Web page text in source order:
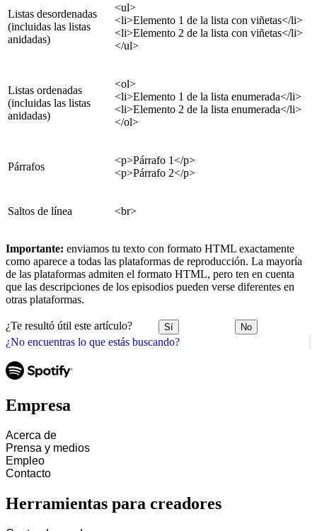
¿No encuentras lo que estás buscando?
Listas desordenadas
(incluidas las listas
anidadas)
<ul>
<li>Elemento 1 de la lista con viñetas</li>
<li>Elemento 2 de la lista con viñetas</li>
</ul>
Listas ordenadas
(incluidas las listas
anidadas)
<ol>
<li>Elemento 1 de la lista enumerada</li>
<li>Elemento 2 de la lista enumerada</li>
</ol>
Párrafos
<p>Párrafo 1</p>
<p>Párrafo 2</p>
Saltos de línea <br>
Importante: enviamos tu texto con formato HTML exactamente
como aparece a todas las plataformas de reproducción. La mayoría
de las plataformas admiten el formato HTML, pero ten en cuenta
que las descripciones de los episodios pueden verse diferentes en
otras plataformas.
¿Te resultó útil este artículo? Sí No
Empresa
Acerca de
Prensa y medios
Empleo
Contacto
Herramientas para creadores